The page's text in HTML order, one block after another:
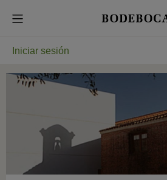
Iniciar sesión